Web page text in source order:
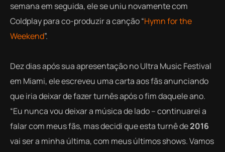
semana em seguida, ele se uniu novamente com
Coldplay para co-produzir a canção “Hymn for the
Weekend”.
Dez dias após sua apresentação no Ultra Music Festival
em Miami, ele escreveu uma carta aos fãs anunciando
que iria deixar de fazer turnês após o fim daquele ano.
“Eu nunca vou deixar a música de lado – continuarei a
falar com meus fãs, mas decidi que esta turnê de2016
vai ser a minha última, com meus últimos shows. Vamos